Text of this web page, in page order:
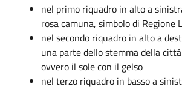
nel primo riquadro in alto a
rosa camuna, simbolo di Regione
nel secondo riquadro in alto a
una parte dello stemma della
ovvero il sole con il gelso
nel terzo riquadro in basso a